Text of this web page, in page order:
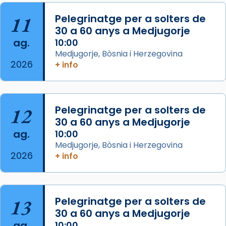
Josep Omella, ha presidit la missa i l’ha
concelebrat el bisbe auxiliar de Barcelona,
Mons. David Abadías.
📸 Dr. G. Simón
Photo
View on Facebook · Share
Arquebisbat de Barcelona
2 weeks ago
Memòria de les santes Juliana i
Semproniana, verges i màrtirs.
Semproniana (“relatiu a Semprònia =
eterna”) són deixebles seves. I l’any 1667, el
11
ag.
2026
Pelegrinatge per a solters de
30 a 60 anys a Medjugorje
10:00
Medjugorje, Bòsnia i Herzegovina
+ info
12
ag.
2026
Pelegrinatge per a solters de
30 a 60 anys a Medjugorje
10:00
Medjugorje, Bòsnia i Herzegovina
+ info
13
Pelegrinatge per a solters de
30 a 60 anys a Medjugorje